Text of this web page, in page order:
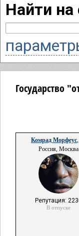
Найти на
Государство
Комрад Морфеус
Россия, Москва
Репутация:
В отпуске